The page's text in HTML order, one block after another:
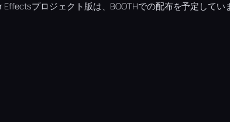
プロジェクト版は、BOOTHでの配布を予定してい